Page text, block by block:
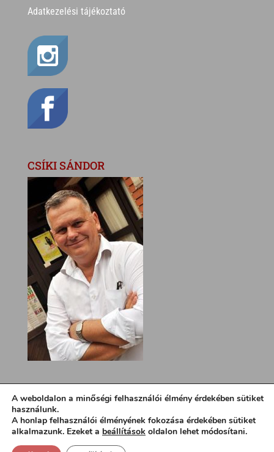
Adatkezelési tájékoztató
CSÍKI SÁNDOR
A weboldalon a minőségi felhasználói élmény érdekében sütiket
használunk.
A honlap felhasználói élményének fokozása érdekében sütiket
alkalmazunk. Ezeket a beállítások oldalon lehet módosítani.